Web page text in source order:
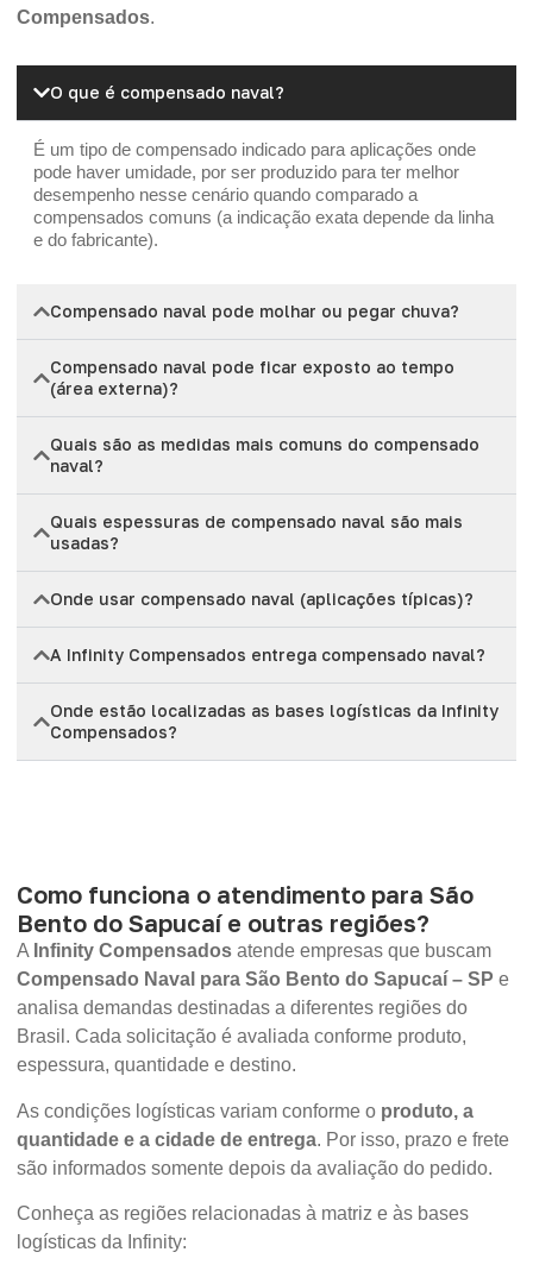
Compensados.
O que é compensado naval?
É um tipo de compensado indicado para aplicações onde
pode haver umidade, por ser produzido para ter melhor
desempenho nesse cenário quando comparado a
compensados comuns (a indicação exata depende da linha
e do fabricante).
Compensado naval pode molhar ou pegar chuva?
Compensado naval pode ficar exposto ao tempo
(área externa)?
Quais são as medidas mais comuns do compensado
naval?
Quais espessuras de compensado naval são mais
usadas?
Onde usar compensado naval (aplicações típicas)?
A Infinity Compensados entrega compensado naval?
Onde estão localizadas as bases logísticas da Infinity
Compensados?
Como funciona o atendimento para São
Bento do Sapucaí e outras regiões?
A Infinity Compensados atende empresas que buscam
Compensado Naval para São Bento do Sapucaí – SP e
analisa demandas destinadas a diferentes regiões do
Brasil. Cada solicitação é avaliada conforme produto,
espessura, quantidade e destino.
As condições logísticas variam conforme o produto, a
quantidade e a cidade de entrega. Por isso, prazo e frete
são informados somente depois da avaliação do pedido.
Conheça as regiões relacionadas à matriz e às bases
logísticas da Infinity: